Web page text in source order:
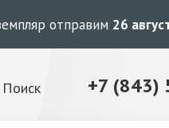
отправим 26
Поиск +7 (843)